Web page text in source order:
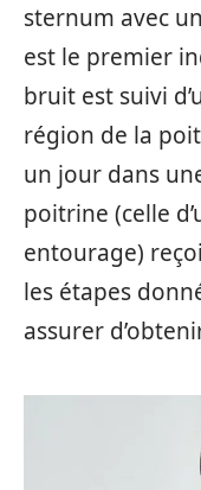
sternum avec
est le premier
bruit est suivi
région de la
un jour dans
poitrine (celle
entourage)
les étapes
assurer